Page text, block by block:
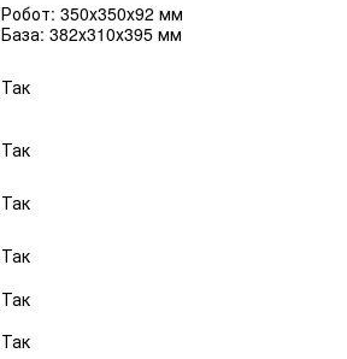
Робот: 350х350х92 мм
База: 382х310х395 мм
Так
Так
Так
Так
Так
Так